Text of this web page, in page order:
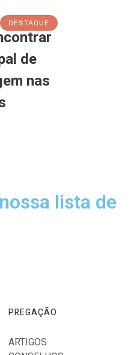
DESTAQUE
de
nas
lista de
PREGAÇÃO
ARTIGOS